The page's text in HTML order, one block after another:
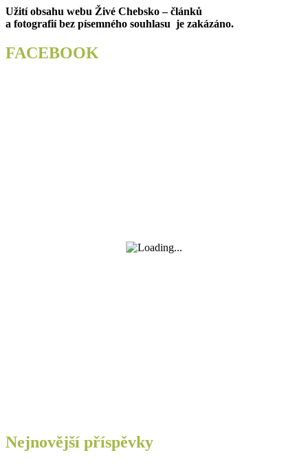
Užití obsahu webu Živé Chebsko – článků
a fotografií bez písemného souhlasu je zakázáno.
FACEBOOK
Nejnovější příspěvky